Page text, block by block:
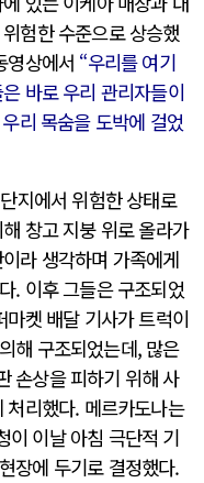
험한 수준으로 상승했
영상에서 “우리를 여기
바로 우리 관리자들이
리 목숨을 도박에 걸었
지에서 위험한 상태로
창고 지붕 위로 올라가
라 생각하며 가족에게
. 이후 그들은 구조되었
켓 배달 기사가 트럭이
해 구조되었는데, 많은
손상을 피하기 위해 사
리했다. 메르카도나는
이 이날 아침 극단적 기
장에 두기로 결정했다.